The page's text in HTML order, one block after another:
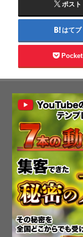
ポスト
はてブ
Pocket